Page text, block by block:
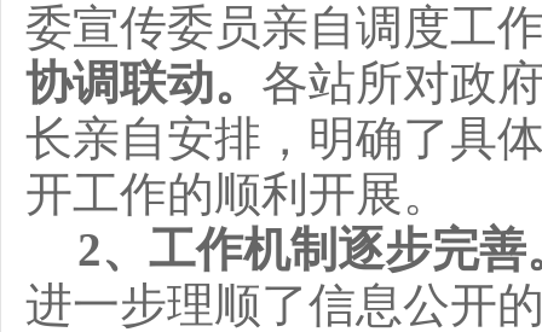
委宣传委员亲自调度工
协调联动。 各站所对政
长亲自安排，明确了具
开工作的顺利开展。
2、工作机制逐步完善
进一步理顺了信息公开